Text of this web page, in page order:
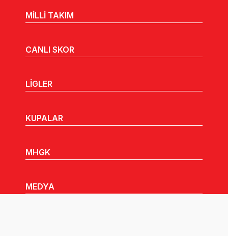
MİLLİ TAKIM
CANLI SKOR
LİGLER
KUPALAR
MHGK
MEDYA